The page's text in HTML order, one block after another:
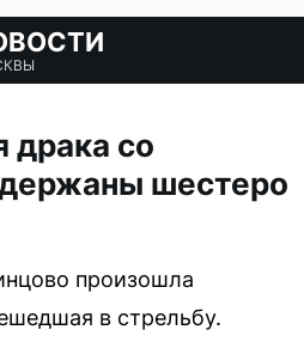
драка со
шестеро
произошла
в стрельбу.